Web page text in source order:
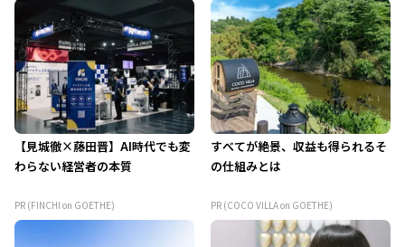
【見城徹×藤田晋】AI時代でも変
わらない経営者の本質
PR (FINCHI on GOETHE)
すべてが絶景、収益も得られるそ
の仕組みとは
PR (COCO VILLA on GOETHE)